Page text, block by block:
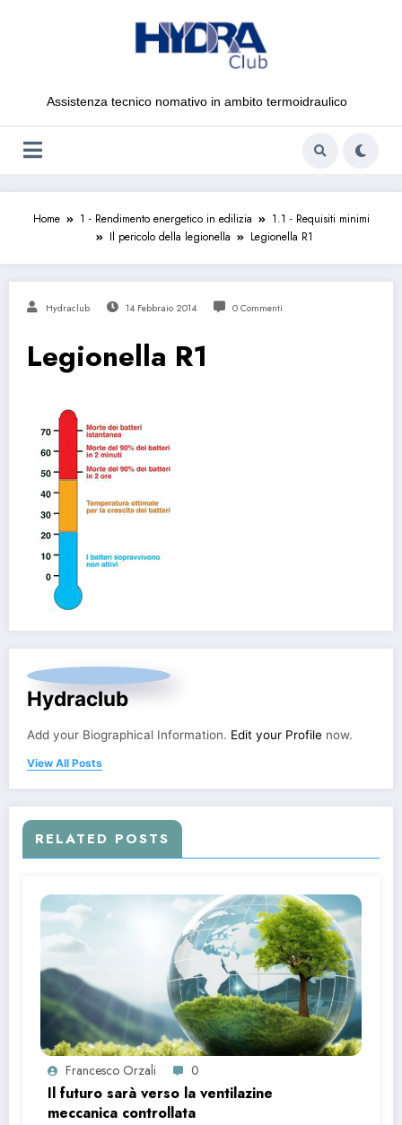
Assistenza tecnico nomativo in ambito termoidraulico
Home 1 - Rendimento energetico in edilizia
1.1 - Requisiti minimi
Il pericolo della legionella
Legionella R1
Hydraclub 14 Febbraio 2014 0 Commenti
Legionella R1
Hydraclub
Add your Biographical Information. Edit your Profile now.
View All Posts
RELATED POSTS
Francesco Orzali 0
Il futuro sarà verso la ventilazine
meccanica controllata